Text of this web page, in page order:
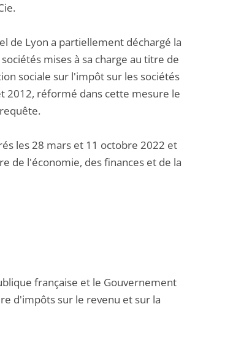
de Lyon a partiellement déchargé la
mises à sa charge au titre de
sociale sur l'impôt sur les sociétés
2012, réformé dans cette mesure le
les 28 mars et 11 octobre 2022 et
de l'économie, des finances et de la
française et le Gouvernement
d'impôts sur le revenu et sur la